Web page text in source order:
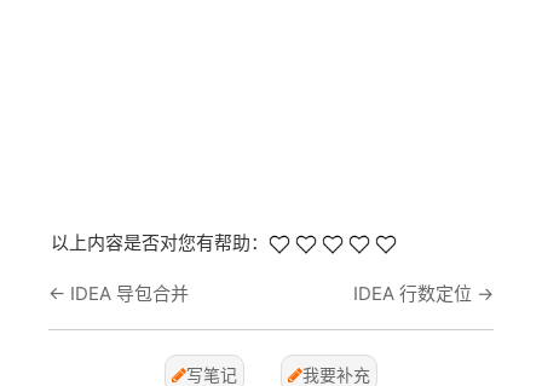
以上内容是否对您有帮助：
← IDEA 导包合并 IDEA 行数定位 →
写笔记 我要补充